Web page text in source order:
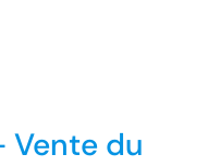
Vente du